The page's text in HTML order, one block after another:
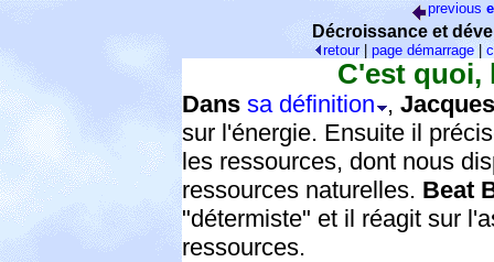
previous
Décroissance et
retour| page démarrage
C'est quoi,
Dans sa définition ,
sur l'énergie. Ensuite il
les ressources, dont nous
ressources naturelles. Beat
"détermiste" et il réagit sur
ressources.